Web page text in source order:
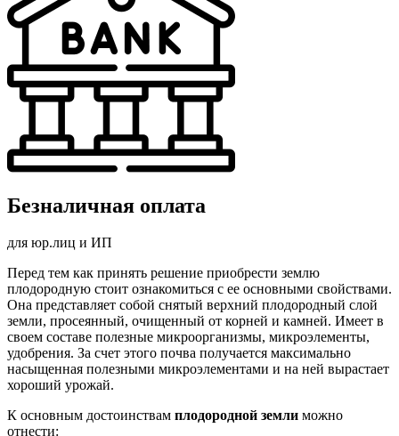
Безналичная оплата
для юр.лиц и ИП
Перед тем как принять решение приобрести землю
плодородную стоит ознакомиться с ее основными свойствами.
Она представляет собой снятый верхний плодородный слой
земли, просеянный, очищенный от корней и камней. Имеет в
своем составе полезные микроорганизмы, микроэлементы,
удобрения. За счет этого почва получается максимально
насыщенная полезными микроэлементами и на ней вырастает
хороший урожай.
К основным достоинствам плодородной земли можно
отнести: